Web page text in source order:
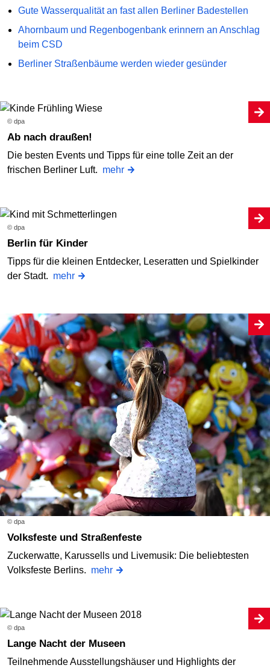
Gute Wasserqualität an fast allen Berliner Badestellen
Ahornbaum und Regenbogenbank erinnern an Anschlag
beim CSD
Berliner Straßenbäume werden wieder gesünder
© dpa
Ab nach draußen!
Die besten Events und Tipps für eine tolle Zeit an der
frischen Berliner Luft. mehr
© dpa
Berlin für Kinder
Tipps für die kleinen Entdecker, Leseratten und Spielkinder
der Stadt. mehr
© dpa
Volksfeste und Straßenfeste
Zuckerwatte, Karussells und Livemusik: Die beliebtesten
Volksfeste Berlins. mehr
© dpa
Lange Nacht der Museen
Teilnehmende Ausstellungshäuser und Highlights der